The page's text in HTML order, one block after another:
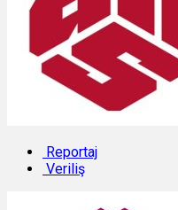
Reportaj
Veriliş